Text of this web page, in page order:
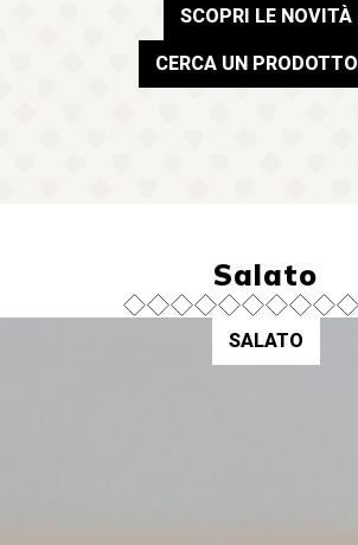
SCOPRI LE NOVITÀ
CERCA UN PRODOTTO
Salato
SALATO